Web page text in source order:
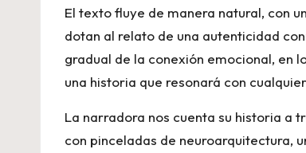
El texto fluye de manera natural, con
dotan al relato de una autenticidad
gradual de la conexión emocional, en
una historia que resonará con
La narradora nos cuenta su historia a
con pinceladas de neuroarquitectura,